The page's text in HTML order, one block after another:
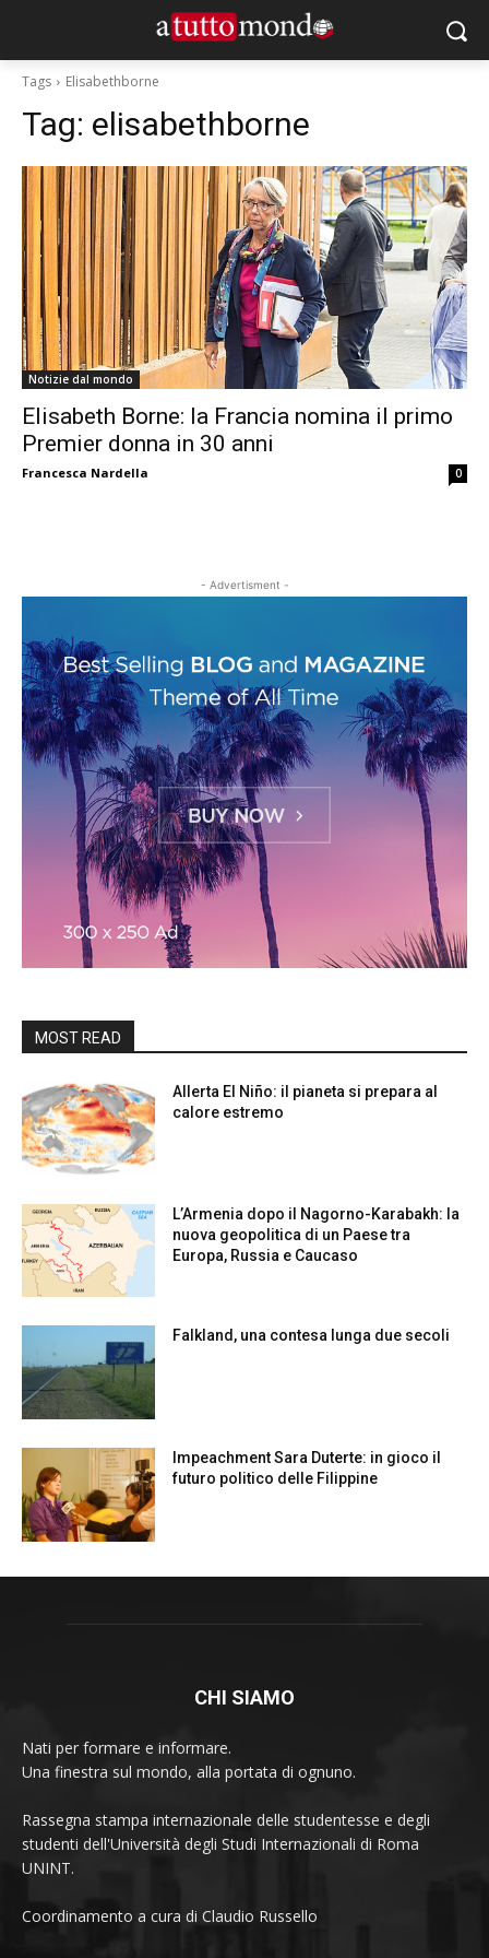
Tags Elisabethborne
Tag: elisabethborne
Notizie dal mondo
Elisabeth Borne: la Francia nomina il primo
Premier donna in 30 anni
Francesca Nardella 0
- Advertisment -
MOST READ
Allerta El Niño: il pianeta si prepara al
calore estremo
L’Armenia dopo il Nagorno-Karabakh: la
nuova geopolitica di un Paese tra
Europa, Russia e Caucaso
Falkland, una contesa lunga due secoli
Impeachment Sara Duterte: in gioco il
futuro politico delle Filippine
CHI SIAMO
Nati per formare e informare.
Una finestra sul mondo, alla portata di ognuno.
Rassegna stampa internazionale delle studentesse e degli
studenti dell'Università degli Studi Internazionali di Roma
UNINT.
Coordinamento a cura di Claudio Russello